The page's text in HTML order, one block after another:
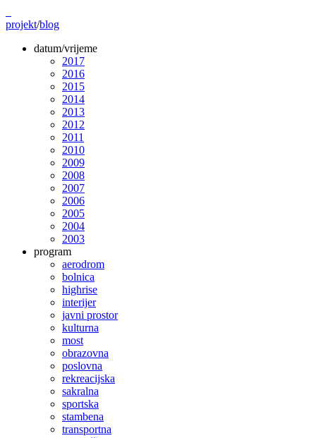
projekt/blog
datum/vrijeme
2017
2016
2015
2014
2013
2012
2011
2010
2009
2008
2007
2006
2005
2004
2003
program
aerodrom
bolnica
highrise
interijer
javni prostor
kulturna
most
obrazovna
poslovna
rekreacijska
sakralna
sportska
stambena
transportna